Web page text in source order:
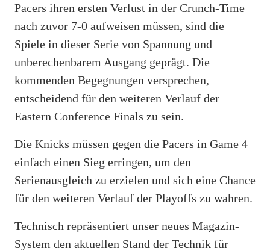
Pacers ihren ersten Verlust in der Crunch-Time
nach zuvor 7-0 aufweisen müssen, sind die
Spiele in dieser Serie von Spannung und
unberechenbarem Ausgang geprägt. Die
kommenden Begegnungen versprechen,
entscheidend für den weiteren Verlauf der
Eastern Conference Finals zu sein.
Die Knicks müssen gegen die Pacers in Game 4
einfach einen Sieg erringen, um den
Serienausgleich zu erzielen und sich eine Chance
für den weiteren Verlauf der Playoffs zu wahren.
Technisch repräsentiert unser neues Magazin-
System den aktuellen Stand der Technik für